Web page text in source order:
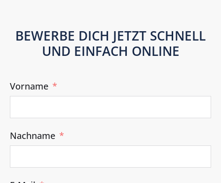
BEWERBE DICH JETZT SCHNELL
UND EINFACH ONLINE
Vorname
Nachname